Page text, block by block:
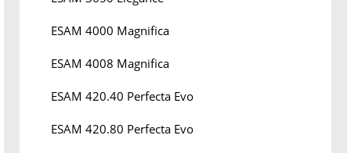
ESAM 4000 Magnifica
ESAM 4008 Magnifica
ESAM 420.40 Perfecta Evo
ESAM 420.80 Perfecta Evo